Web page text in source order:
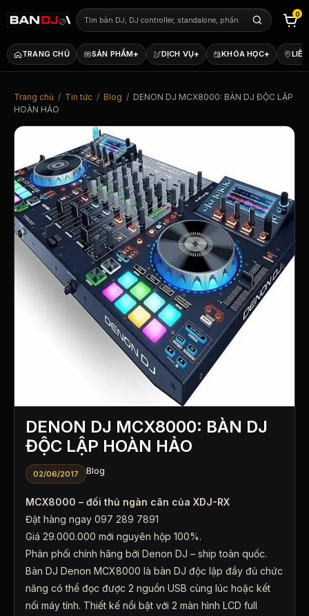
TRANG CHỦ SẢN PHẨM+ DỊCH VỤ+ KHÓA HỌC+
0
Trang chủ / Tin tức / Blog / DENON DJ MCX8000: BÀN DJ ĐỘC LẬP
HOÀN HẢO
DENON DJ MCX8000: BÀN DJ
ĐỘC LẬP HOÀN HẢO
02/06/2017 Blog
MCX8000 – đối thủ ngàn cân của XDJ-RX
Đặt hàng ngay 097 289 7891
Giá 29.000.000 mới nguyên hộp 100%.
Phân phối chính hãng bởi Denon DJ – ship toàn quốc.
Bàn DJ Denon MCX8000 là bàn DJ độc lập đầy đủ chức
năng có thể đọc được 2 nguồn USB cùng lúc hoặc kết
nối máy tính. Thiết kế nổi bật với 2 màn hình LCD full